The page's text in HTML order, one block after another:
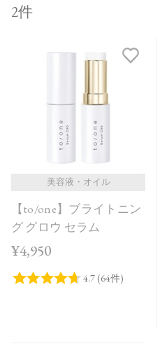
2件
美容液・オイル
【to/one】ブライトニン
グ グロウ セラム
¥4,950